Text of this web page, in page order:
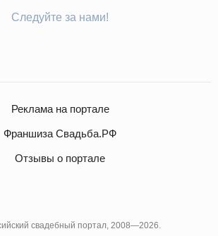
Следуйте за нами!
Реклама на портале
Франшиза Свадьба.РФ
Отзывы о портале
свадебный портал, 2008—2026.